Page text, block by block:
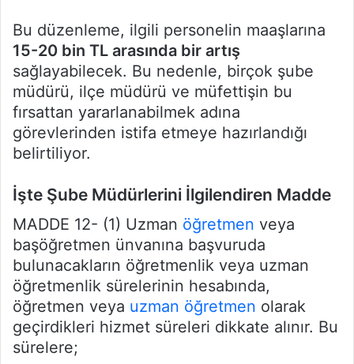
Bu düzenleme, ilgili personelin maaşlarına
15-20 bin TL arasında bir artış
sağlayabilecek. Bu nedenle, birçok şube
müdürü, ilçe müdürü ve müfettişin bu
fırsattan yararlanabilmek adına
görevlerinden istifa etmeye hazırlandığı
belirtiliyor.
İşte Şube Müdürlerini İlgilendiren Madde
MADDE 12- (1) Uzman öğretmen veya
başöğretmen ünvanına başvuruda
bulunacakların öğretmenlik veya uzman
öğretmenlik sürelerinin hesabında,
öğretmen veya uzman öğretmen olarak
geçirdikleri hizmet süreleri dikkate alınır. Bu
sürelere;